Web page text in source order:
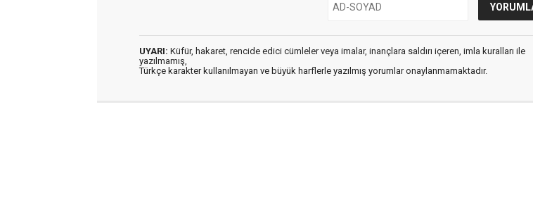
UYARI: Küfür, hakaret, rencide edici cümleler veya imalar, inançlara saldırı içeren, imla kuralları ile
yazılmamış,
Türkçe karakter kullanılmayan ve büyük harflerle yazılmış yorumlar onaylanmamaktadır.